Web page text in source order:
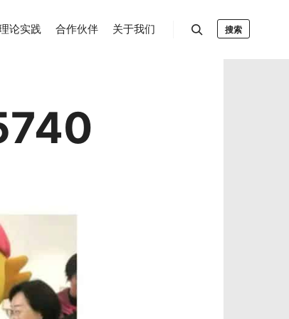
论实践 合作伙伴 关于我们 搜索